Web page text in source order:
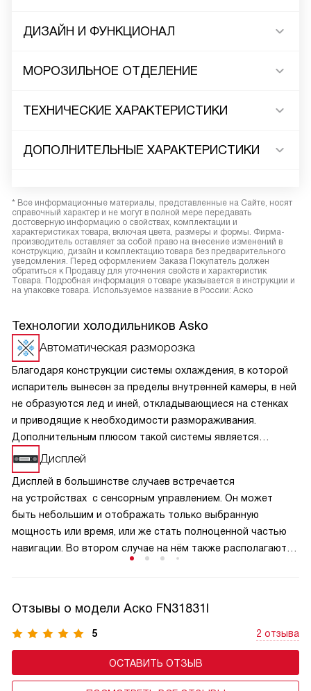
ДИЗАЙН И ФУНКЦИОНАЛ
МОРОЗИЛЬНОЕ ОТДЕЛЕНИЕ
ТЕХНИЧЕСКИЕ ХАРАКТЕРИСТИКИ
ДОПОЛНИТЕЛЬНЫЕ ХАРАКТЕРИСТИКИ
* Все информационные материалы, представленные на Сайте, носят
справочный характер и не могут в полной мере передавать
достоверную информацию о свойствах, комплектации и
характеристиках товара, включая цвета, размеры и формы. Фирма-
производитель оставляет за собой право на внесение изменений в
конструкцию, дизайн и комплектацию товара без предварительного
уведомления. Перед оформлением Заказа Покупатель должен
обратиться к Продавцу для уточнения свойств и характеристик
Товара. Подробная информация о товаре указывается в инструкции и
на упаковке товара. Используемое название в России: Аско
Технологии холодильников Asko
Автоматическая разморозка
Благодаря конструкции системы охлаждения, в которой
испаритель вынесен за пределы внутренней камеры, в ней
не образуются лед и иней, откладывающиеся на стенках
и приводящие к необходимости размораживания.
Дополнительным плюсом такой системы является
возможность включения режимов суперохлаждения
и суперзаморозки.
Дисплей
Дисплей в большинстве случаев встречается
на устройствах с сенсорным управлением. Он может
быть небольшим и отображать только выбранную
мощность или время, или же стать полноценной частью
навигации. Во втором случае на нём также располагаются
Отзывы о модели Аско FN31831I
5 2 отзыва
ОСТАВИТЬ ОТЗЫВ